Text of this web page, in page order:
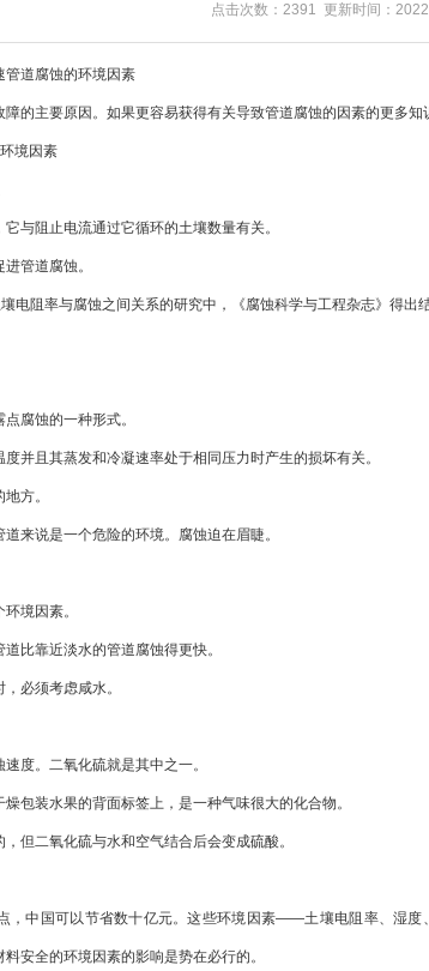
点击次数：2391 更新时间：
道腐蚀的环境因素
主要原因。如果更容易获得有关导致管道腐蚀的因素的更多知
境因素
阻止电流通过它循环的土壤数量有关。
管道腐蚀。
阻率与腐蚀之间关系的研究中，《腐蚀科学与工程杂志》得
腐蚀的一种形式。
且其蒸发和冷凝速率处于相同压力时产生的损坏有关。
方。
说是一个危险的环境。腐蚀迫在眉睫。
境因素。
靠近淡水的管道腐蚀得更快。
必须考虑咸水。
。二氧化硫就是其中之一。
装水果的背面标签上，是一种气味很大的化合物。
二氧化硫与水和空气结合后会变成硫酸。
中国可以节省数十亿元。这些环境因素——土壤电阻率、湿度
安全的环境因素的影响是势在必行的。